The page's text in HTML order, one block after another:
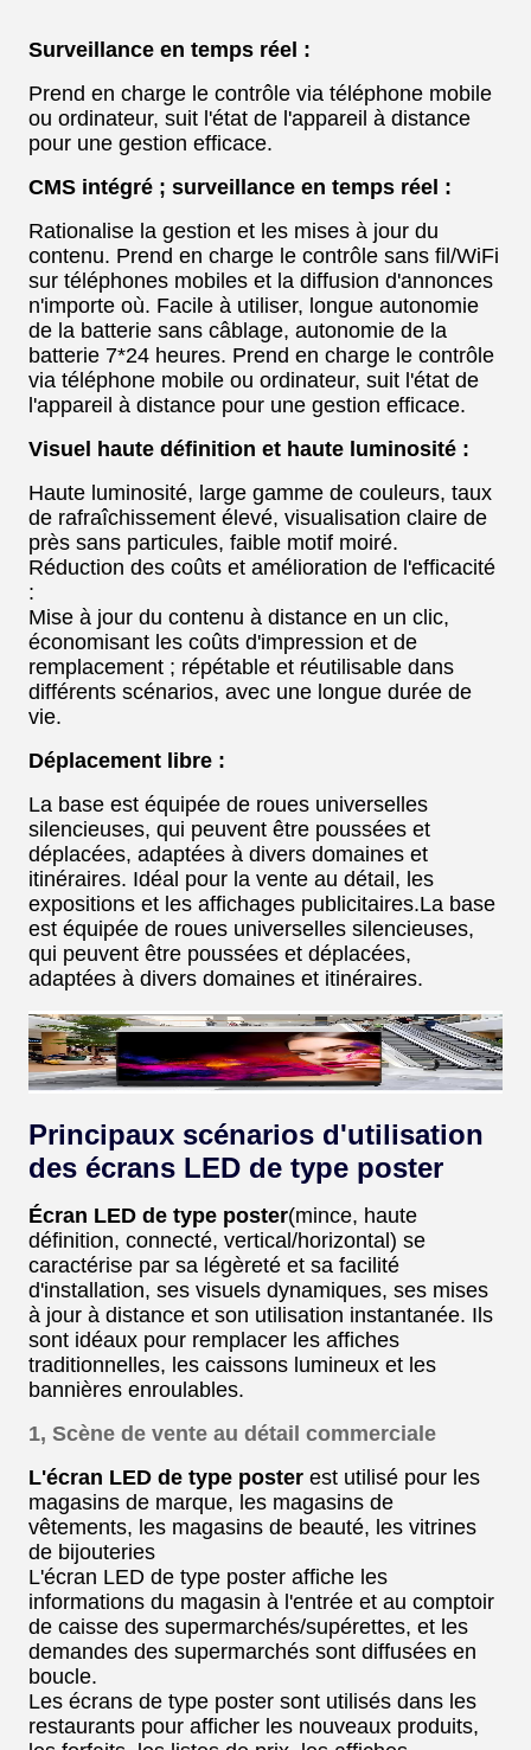
Surveillance en temps réel :
Prend en charge le contrôle via téléphone mobile
ou ordinateur, suit l'état de l'appareil à distance
pour une gestion efficace.
CMS intégré ; surveillance en temps réel :
Rationalise la gestion et les mises à jour du
contenu. Prend en charge le contrôle sans fil/WiFi
sur téléphones mobiles et la diffusion d'annonces
n'importe où. Facile à utiliser, longue autonomie
de la batterie sans câblage, autonomie de la
batterie 7*24 heures. Prend en charge le contrôle
via téléphone mobile ou ordinateur, suit l'état de
l'appareil à distance pour une gestion efficace.
Visuel haute définition et haute luminosité :
Haute luminosité, large gamme de couleurs, taux
de rafraîchissement élevé, visualisation claire de
près sans particules, faible motif moiré.
Réduction des coûts et amélioration de l'efficacité
:
Mise à jour du contenu à distance en un clic,
économisant les coûts d'impression et de
remplacement ; répétable et réutilisable dans
différents scénarios, avec une longue durée de
vie.
Déplacement libre :
La base est équipée de roues universelles
silencieuses, qui peuvent être poussées et
déplacées, adaptées à divers domaines et
itinéraires. Idéal pour la vente au détail, les
expositions et les affichages publicitaires.La base
est équipée de roues universelles silencieuses,
qui peuvent être poussées et déplacées,
adaptées à divers domaines et itinéraires.
Principaux scénarios d'utilisation
des écrans LED de type poster
Écran LED de type poster(mince, haute
définition, connecté, vertical/horizontal) se
caractérise par sa légèreté et sa facilité
d'installation, ses visuels dynamiques, ses mises
à jour à distance et son utilisation instantanée. Ils
sont idéaux pour remplacer les affiches
traditionnelles, les caissons lumineux et les
bannières enroulables.
1, Scène de vente au détail commerciale
L'écran LED de type poster est utilisé pour les
magasins de marque, les magasins de
vêtements, les magasins de beauté, les vitrines
de bijouteries
L'écran LED de type poster affiche les
informations du magasin à l'entrée et au comptoir
de caisse des supermarchés/supérettes, et les
demandes des supermarchés sont diffusées en
boucle.
Les écrans de type poster sont utilisés dans les
restaurants pour afficher les nouveaux produits,